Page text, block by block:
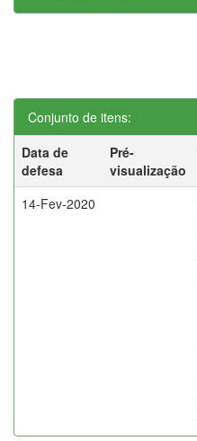
Conjunto de itens:
Data de
defesa
Pré-
visualização
14-Fev-2020